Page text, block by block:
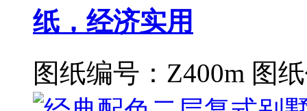
纸，经济实用
图纸编号：Z400m 图